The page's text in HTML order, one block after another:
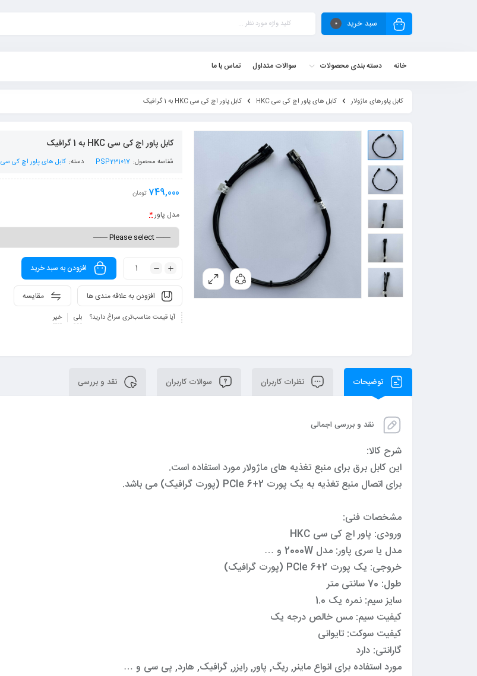
سبد خرید 0
خانه دسته بندی محصولات سوالات متداول تماس با ما
کابل پاورهای ماژولار کابل های پاور اچ کی سی HKC کابل پاور اچ کی سی HKC به 1 گرافیک
کابل پاور اچ کی سی HKC به 1 گرافیک
شناسه محصول: PSP231017 دسته: کابل های پاور اچ کی سی HKC
749,000 تومان
مدل پاور*
افزودن به سبد خرید
مقایسه افزودن به علاقه مندی ها
آیا قیمت مناسب‌تری سراغ دارید؟ بلی خیر
توضیحات نظرات کاربران سوالات کاربران نقد و بررسی
نقد و بررسی اجمالی
شرح کالا:
این کابل برق برای منبع تغذیه های ماژولار مورد استفاده است.
برای اتصال منبع تغذیه به یک پورت 2+6 PCIe (پورت گرافیک) می باشد.
مشخصات فنی:
ورودی: پاور اچ کی سی HKC
مدل یا سری پاور: مدل 2000W و …
خروجی: یک پورت 2+6 PCIe (پورت گرافیک)
طول: 70 سانتی متر
سایز سیم: نمره یک 1.0
کیفیت سیم: مس خالص درجه یک
کیفیت سوکت: تایوانی
گارانتی: دارد
مورد استفاده برای انواع ماینر, ریگ, پاور, رایزر, گرافیک, هارد, پی سی و …